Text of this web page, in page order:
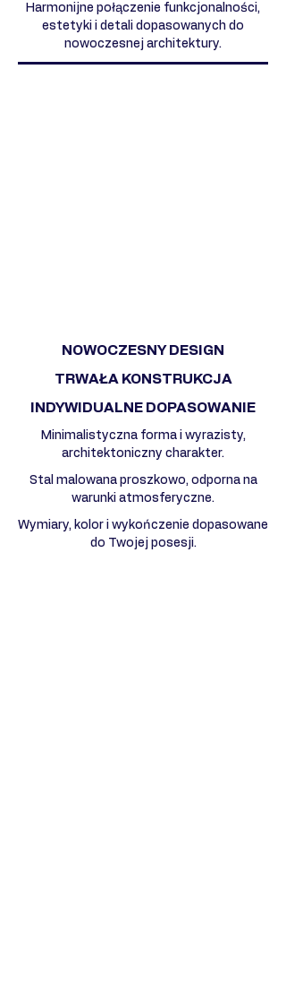
Harmonijne połączenie funkcjonalności,
estetyki i detali dopasowanych do
nowoczesnej architektury.
NOWOCZESNY DESIGN
TRWAŁA KONSTRUKCJA
INDYWIDUALNE DOPASOWANIE
Minimalistyczna forma i wyrazisty,
architektoniczny charakter.
Stal malowana proszkowo, odporna na
warunki atmosferyczne.
Wymiary, kolor i wykończenie dopasowane
do Twojej posesji.